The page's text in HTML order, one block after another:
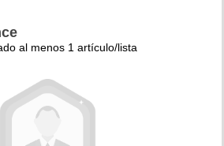
al menos 1 artículo/lista